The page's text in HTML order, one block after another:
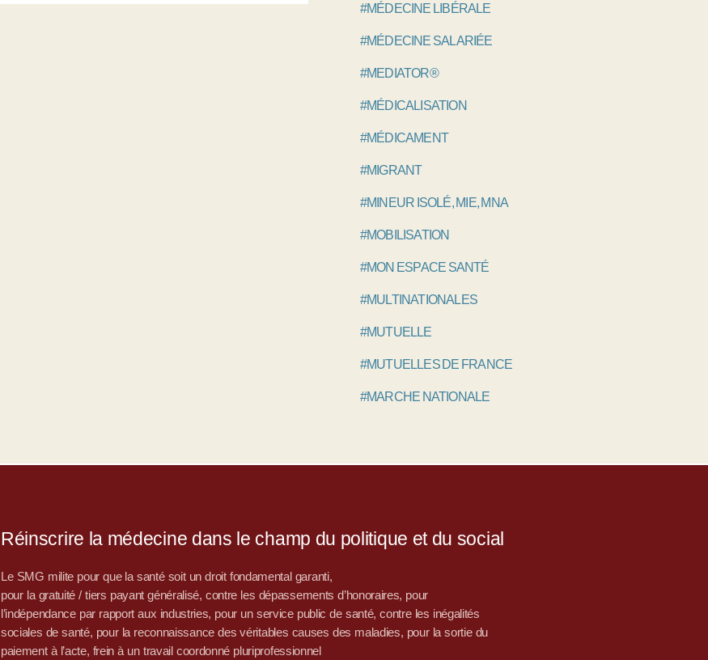
#MÉDECINE LIBÉRALE
#MÉDECINE SALARIÉE
#MEDIATOR®
#MÉDICALISATION
#MÉDICAMENT
#MIGRANT
#MINEUR ISOLÉ, MIE, MNA
#MOBILISATION
#MON ESPACE SANTÉ
#MULTINATIONALES
#MUTUELLE
#MUTUELLES DE FRANCE
#MARCHE NATIONALE
Réinscrire la médecine dans le champ du politique et du social
Le SMG milite pour que la santé soit un droit fondamental garanti,
pour la gratuité / tiers payant généralisé, contre les dépassements d’honoraires, pour
l’indépendance par rapport aux industries, pour un service public de santé, contre les inégalités
sociales de santé, pour la reconnaissance des véritables causes des maladies, pour la sortie du
paiement à l’acte, frein à un travail coordonné pluriprofessionnel